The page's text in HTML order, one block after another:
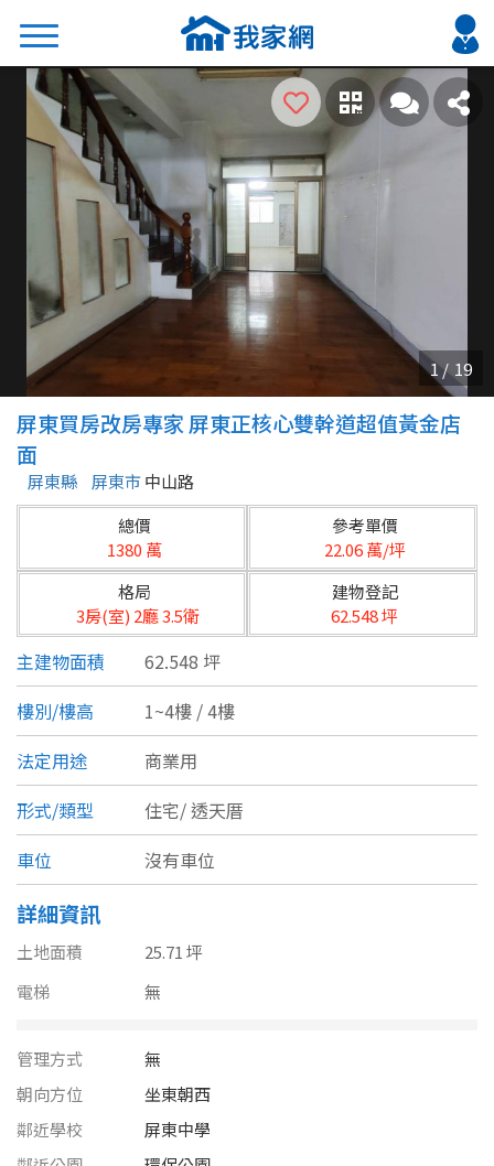
搜尋
熱門關鍵字
2026 台北降價好屋限量釋出
2026 新北降價好屋限量釋出
2026 台中降價好屋限量釋出
2026 台南降價好屋限量釋出
2026 高雄降價好屋限量釋出
縣市
台北市
基隆市
新北市
宜蘭縣
桃園市
新竹市
新竹縣
苗栗縣
台中市
彰化縣
南投縣
嘉義市
嘉義縣
區域
類型(可複選)
不拘 公寓 電梯大樓 套房
別墅 透天厝 樓中樓 華廈
農舍 辦公 店面 工廠
20~30 坪
40~50 坪
屏東買房改房專家 屏東正核心雙幹道超值黃金店
面
屏東縣 屏東市中山路
總價
1380 萬
參考單價
22.06 萬/坪
格局
3房(室) 2廳 3.5衛
建物登記
62.548 坪
主建物面積
62.548 坪
樓別/樓高
1~4樓 / 4樓
法定用途
商業用
形式/類型
住宅/透天厝
車位
沒有車位
詳細資訊
土地面積
25.71 坪
電梯
無
管理方式
無
朝向方位
坐東朝西
鄰近學校
屏東中學